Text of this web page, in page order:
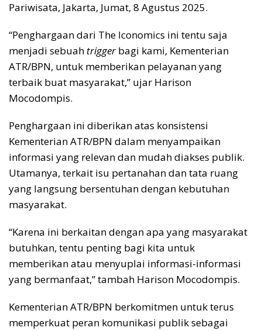
Pariwisata, Jakarta, Jumat, 8 Agustus 2025.
“Penghargaan dari The Iconomics ini tentu saja
menjadi sebuah triggerbagi kami, Kementerian
ATR/BPN, untuk memberikan pelayanan yang
terbaik buat masyarakat,” ujar Harison
Mocodompis.
Penghargaan ini diberikan atas konsistensi
Kementerian ATR/BPN dalam menyampaikan
informasi yang relevan dan mudah diakses publik.
Utamanya, terkait isu pertanahan dan tata ruang
yang langsung bersentuhan dengan kebutuhan
masyarakat.
“Karena ini berkaitan dengan apa yang masyarakat
butuhkan, tentu penting bagi kita untuk
memberikan atau menyuplai informasi-informasi
yang bermanfaat,” tambah Harison Mocodompis.
Kementerian ATR/BPN berkomitmen untuk terus
memperkuat peran komunikasi publik sebagai